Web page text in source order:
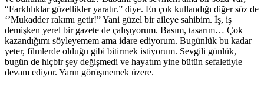
“Farklılıklar güzellikler yaratır.” diye. En çok kullandığı diğer söz de
‘’Mukadder rakımı getir!” Yani güzel bir aileye sahibim. İş, iş
demişken yerel bir gazete de çalışıyorum. Basım, tasarım… Çok
kazandığımı söyleyemem ama idare ediyorum. Bugünlük bu kadar
yeter, filmlerde olduğu gibi bitirmek istiyorum. Sevgili günlük,
bugün de hiçbir şey değişmedi ve hayatım yine bütün sefaletiyle
devam ediyor. Yarın görüşmemek üzere.